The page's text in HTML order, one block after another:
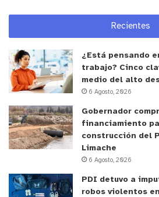
que se ejerza este
también a las mamitas, a los
este espacio cómodo”.
APOYO DEL COMERCIO LOCAL
Carla Lazzarotti, propietaria del
cafetería y heladería,
apoyando la iniciativa de la
que están todas las mamás
por el café, a tener un espacio
sus bebes y continuar
Recientes
¿Está pensando
trabajo? Cinco
medio del alto
6 Agosto, 2026
Gobernador
financiamiento
construcción del
Limache
6 Agosto, 2026
PDI detuvo a
robos violentos